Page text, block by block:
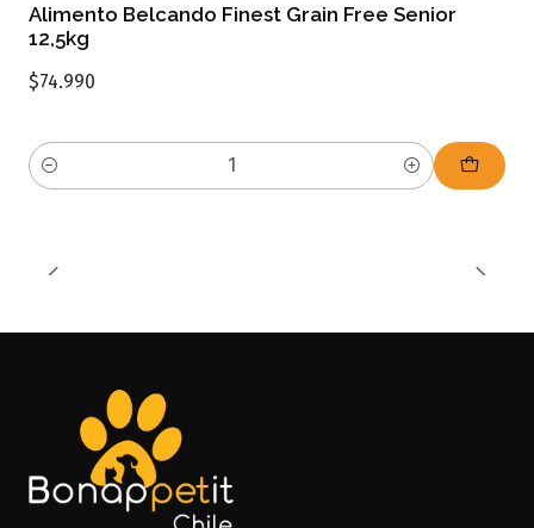
Alimento Belcando Finest Grain Free Senior
12,5kg
$74.990
Cantidad